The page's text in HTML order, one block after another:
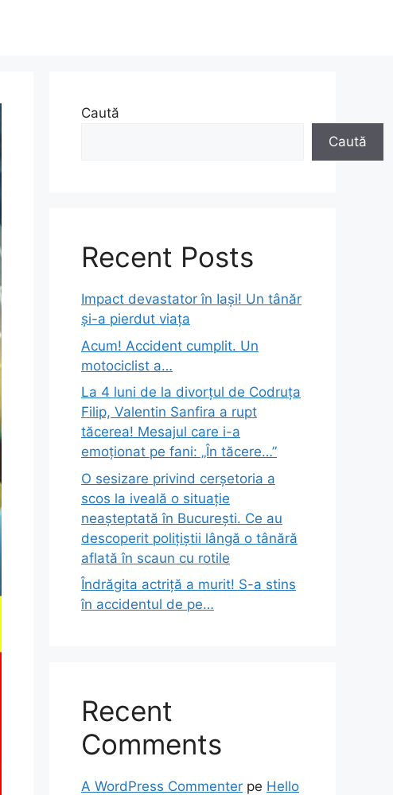
Caută
Caută
Recent Posts
Impact devastator în Iași! Un tânăr
și-a pierdut viața
Acum! Accident cumplit. Un
motociclist a…
La 4 luni de la divorțul de Codruța
Filip, Valentin Sanfira a rupt
tăcerea! Mesajul care i-a
emoționat pe fani: „În tăcere…”
O sesizare privind cerșetoria a
scos la iveală o situație
neașteptată în București. Ce au
descoperit polițiștii lângă o tânără
aflată în scaun cu rotile
Îndrăgita actriță a murit! S-a stins
în accidentul de pe…
Recent
Comments
A WordPress Commenter pe Hello